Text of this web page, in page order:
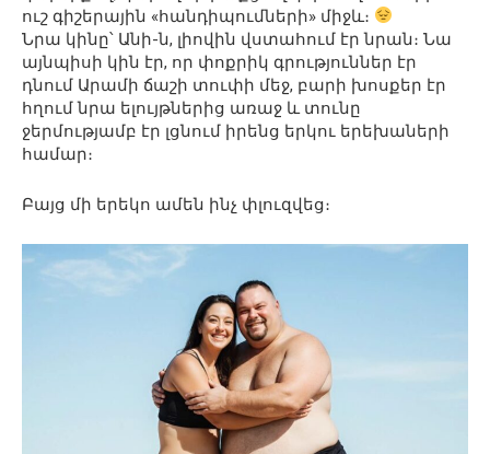
ուշ գիշերային «հանդիպումների» միջև։
Նրա կինը՝ Անի-ն, լիովին վստահում էր նրան։ Նա
այնպիսի կին էր, որ փոքրիկ գրություններ էր
դնում Արամի ճաշի տուփի մեջ, բարի խոսքեր էր
հղում նրա ելույթներից առաջ և տունը
ջերմությամբ էր լցնում իրենց երկու երեխաների
համար։
Բայց մի երեկո ամեն ինչ փլուզվեց։